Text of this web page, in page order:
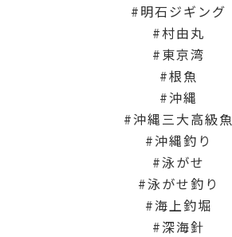
明石ジギング
村由丸
東京湾
根魚
沖縄
沖縄三大高級魚
沖縄釣り
泳がせ
泳がせ釣り
海上釣堀
深海針